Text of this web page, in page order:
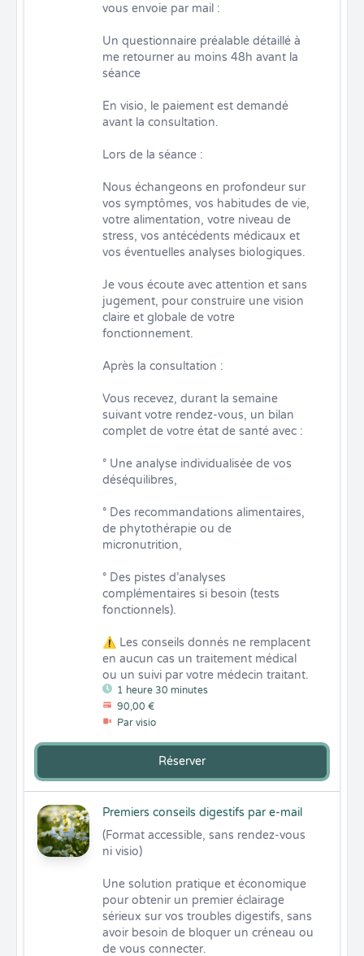
1 heure 30 minutes
90,00 €
Par visio
vous envoie par mail :
Un questionnaire préalable détaillé à
me retourner au moins 48h avant la
séance
En visio, le paiement est demandé
avant la consultation.
Lors de la séance :
Nous échangeons en profondeur sur
vos symptômes, vos habitudes de vie,
votre alimentation, votre niveau de
stress, vos antécédents médicaux et
vos éventuelles analyses biologiques.
Je vous écoute avec attention et sans
jugement, pour construire une vision
claire et globale de votre
fonctionnement.
Après la consultation :
Vous recevez, durant la semaine
suivant votre rendez-vous, un bilan
complet de votre état de santé avec :
° Une analyse individualisée de vos
déséquilibres,
° Des recommandations alimentaires,
de phytothérapie ou de
micronutrition,
° Des pistes d’analyses
complémentaires si besoin (tests
fonctionnels).
⚠️ Les conseils donnés ne remplacent
en aucun cas un traitement médical
ou un suivi par votre médecin traitant.
Réserver
Premiers conseils digestifs par e-mail
(Format accessible, sans rendez-vous
ni visio)
Une solution pratique et économique
pour obtenir un premier éclairage
sérieux sur vos troubles digestifs, sans
avoir besoin de bloquer un créneau ou
de vous connecter.